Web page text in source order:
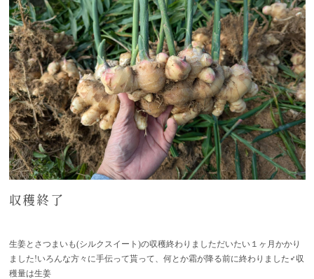
収穫終了
生姜とさつまいも(シルクスイート)の収穫終わりましただいたい１ヶ月かかり
ました!いろんな方々に手伝って貰って、何とか霜が降る前に終わりました‍♂️収
穫量は生姜